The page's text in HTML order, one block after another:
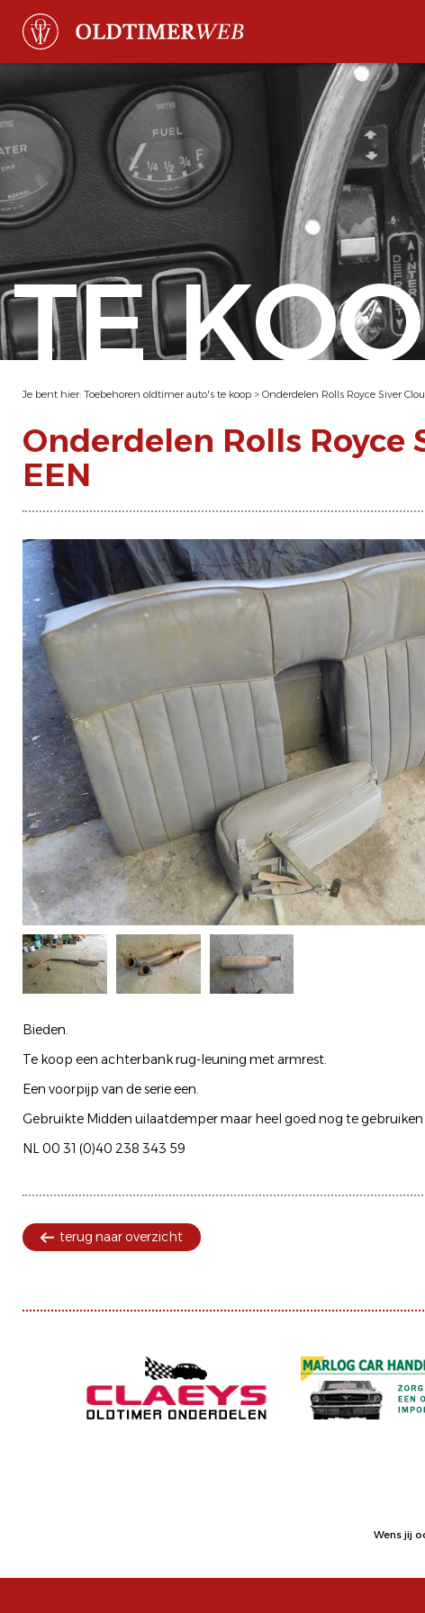
TE
Je bent hier: Toebehoren oldtimer auto's te koop > Onderdelen Rolls Royce Siver
Onderdelen Rolls Royce
EEN
Bieden.
Te koop een achterbank rug-leuning met armrest.
Een voorpijp van de serie een.
Gebruikte Midden uilaatdemper maar heel goed nog te gebruiken
NL 00 31 (0)40 238 343 59
terug naar overzicht
Wens jij